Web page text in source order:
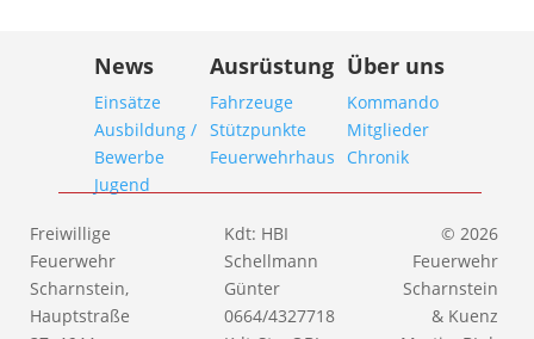
News
Einsätze
Ausbildung /
Bewerbe
Jugend
Ausrüstung
Fahrzeuge
Stützpunkte
Feuerwehrhaus
Über uns
Kommando
Mitglieder
Chronik
Freiwillige
Feuerwehr
Scharnstein,
Hauptstraße
Kdt: HBI
Schellmann
Günter
0664/4327718
© 2026
Feuerwehr
Scharnstein
& Kuenz